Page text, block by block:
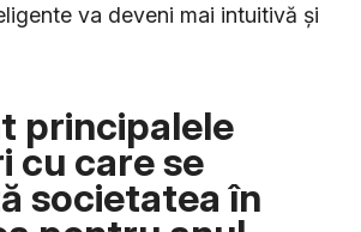
va deveni mai intuitivă și
principalele
cu care se
societatea în